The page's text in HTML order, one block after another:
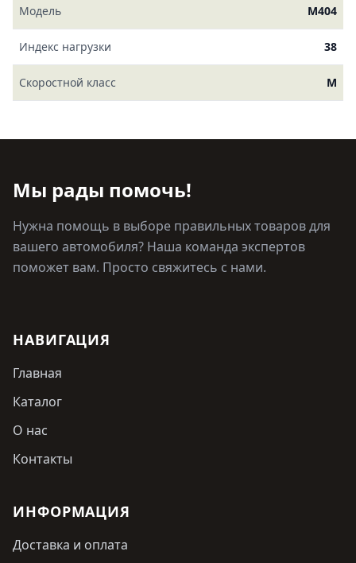
Модель M404
Индекс нагрузки 38
Скоростной класс M
Мы рады помочь!
Нужна помощь в выборе правильных товаров для
вашего автомобиля? Наша команда экспертов
поможет вам. Просто свяжитесь с нами.
НАВИГАЦИЯ
Главная
Каталог
О нас
Контакты
ИНФОРМАЦИЯ
Доставка и оплата